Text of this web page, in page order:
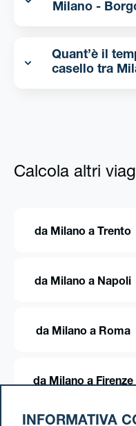
Milano -
Quant’è il
Calcola altri
da Milano a Trento
da Milano a Napoli
da Milano a Roma
da Milano a Firenze
INFORMATIVA